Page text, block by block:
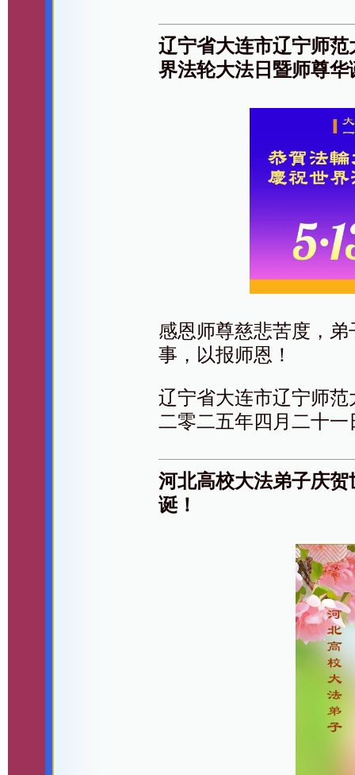
辽宁省大连市辽宁师
界法轮大法日暨师尊华
感恩师尊慈悲苦度，
事，以报师恩！
辽宁省大连市辽宁师
二零二五年四月二十一
河北高校大法弟子庆
诞！